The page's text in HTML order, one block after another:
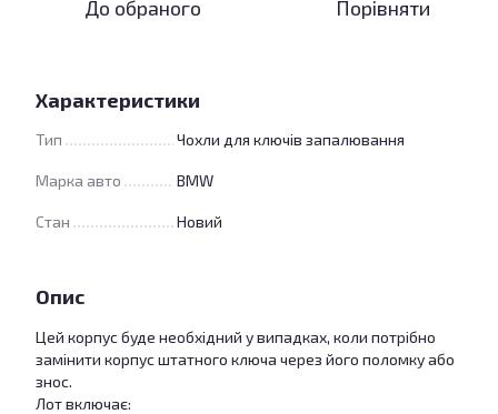
До обраного Порівняти
Характеристики
Тип Чохли для ключів запалювання
Марка авто BMW
Стан Новий
Опис
Цей корпус буде необхідний у випадках, коли потрібно
замінити корпус штатного ключа через його поломку або
знос.
Лот включає: